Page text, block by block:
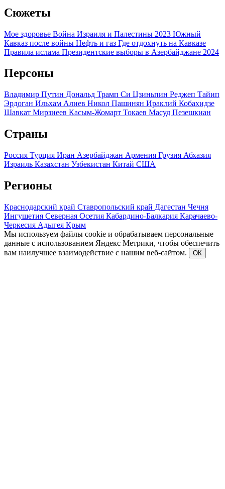
Сюжеты
Мое здоровье Война Израиля и Палестины 2023 Южный
Кавказ после войны Нефть и газ Где отдохнуть на Кавказе
Правила ислама Президентские выборы в Азербайджане 2024
Персоны
Владимир Путин Дональд Трамп Си Цзиньпин Реджеп Тайип
Эрдоган Ильхам Алиев Никол Пашинян Ираклий Кобахидзе
Шавкат Мирзиеев Касым-Жомарт Токаев Масуд Пезешкиан
Страны
Россия Турция Иран Азербайджан Армения Грузия Абхазия
Израиль Казахстан Узбекистан Китай США
Регионы
Краснодарский край Ставропольский край Дагестан Чечня
Ингушетия Северная Осетия Кабардино-Балкария Карачаево-
Черкесия Адыгея Крым
Мы используем файлы cookie и обрабатываем персональные
данные с использованием Яндекс Метрики, чтобы обеспечить
вам наилучшее взаимодействие с нашим веб-сайтом.
ОК